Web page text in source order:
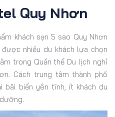
Quy Nhơn
khách sạn 5 sao Quy Nhơn
nhiều du khách lựa chọn
trong Quần thể Du lịch nghỉ
Cách trung tâm thành phố
bãi biển yên tĩnh, ít khách du